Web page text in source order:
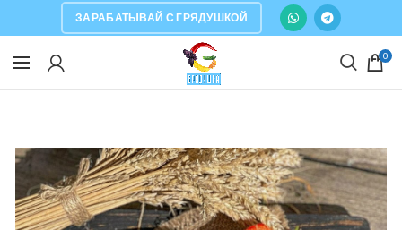
ЗАРАБАТЫВАЙ С ГРЯДУШКОЙ
0